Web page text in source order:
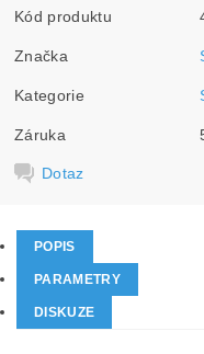
Kód produktu
Značka
Kategorie
Záruka
Dotaz
POPIS
PARAMETRY
DISKUZE